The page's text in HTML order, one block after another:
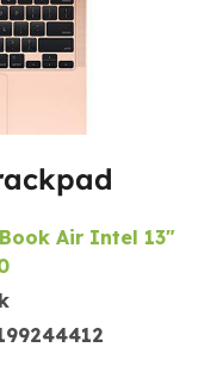
Air Intel 13"